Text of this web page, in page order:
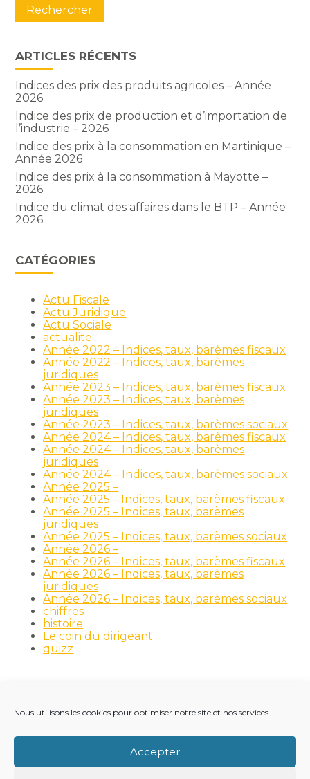
Nous utilisons les cookies pour optimiser notre site et nos services.
Accepter
ARTICLES RÉCENTS
Indices des prix des produits agricoles – Année
2026
Indice des prix de production et d’importation de
l’industrie – 2026
Indice des prix à la consommation en Martinique –
Année 2026
Indice des prix à la consommation à Mayotte –
2026
Indice du climat des affaires dans le BTP – Année
2026
CATÉGORIES
Actu Fiscale
Actu Juridique
Actu Sociale
actualite
Année 2022 – Indices, taux, barèmes fiscaux
Année 2022 – Indices, taux, barèmes
juridiques
Année 2023 – Indices, taux, barèmes fiscaux
Année 2023 – Indices, taux, barèmes
juridiques
Année 2023 – Indices, taux, barèmes sociaux
Année 2024 – Indices, taux, barèmes fiscaux
Année 2024 – Indices, taux, barèmes
juridiques
Année 2024 – Indices, taux, barèmes sociaux
Année 2025 –
Année 2025 – Indices, taux, barèmes fiscaux
Année 2025 – Indices, taux, barèmes
juridiques
Année 2025 – Indices, taux, barèmes sociaux
Année 2026 –
Année 2026 – Indices, taux, barèmes fiscaux
Année 2026 – Indices, taux, barèmes
juridiques
Année 2026 – Indices, taux, barèmes sociaux
chiffres
histoire
Le coin du dirigeant
quizz
Principale
RECRUTEMENT
NOTRE ACTUALITÉ
VIE DU CABINET
CONTACT